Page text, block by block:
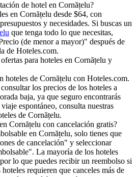
de hotel en Cornățelu?
en Cornățelu desde $64, con
y necesidades. Si buscas un
que tenga todo lo que necesitas,
(de menor a mayor)" después de
de Hoteles.com.
para hoteles en Cornățelu y
hoteles de Cornățelu con Hoteles.com.
los precios de los hoteles a
baja, ya que seguro encontrarás
espontáneo, consulta nuestras
de Cornățelu.
Cornățelu con cancelación gratis?
en Cornățelu, solo tienes que
de cancelación" y seleccionar
La mayoría de los hoteles
lo que puedes recibir un reembolso si
requieren que canceles más de